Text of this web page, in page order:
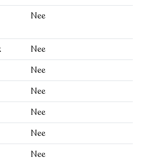
Nee
Nee
Nee
Nee
Nee
Nee
Nee